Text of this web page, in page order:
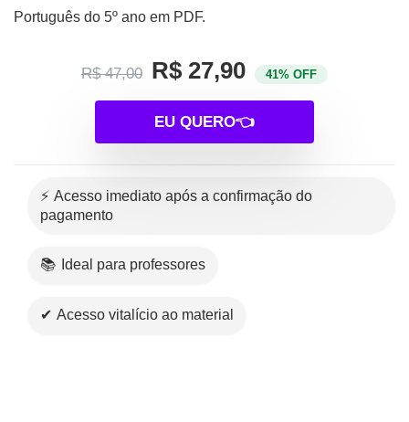
Português do 5º ano em PDF.
R$ 47,00 R$ 27,90 41% OFF
EU QUERO👈
⚡ Acesso imediato após a confirmação do
pagamento
📚 Ideal para professores
✔ Acesso vitalício ao material